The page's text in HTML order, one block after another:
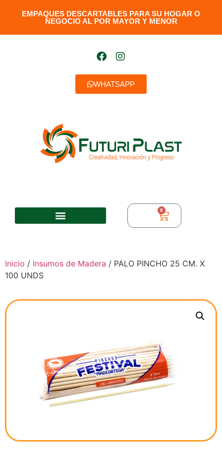
EMPAQUES DESCARTABLES PARA SU HOGAR O
NEGOCIO AL POR MAYOR Y MENOR​
WHATSAPP
0
Inicio / Insumos de Madera / PALO PINCHO 25 CM. X
100 UNDS